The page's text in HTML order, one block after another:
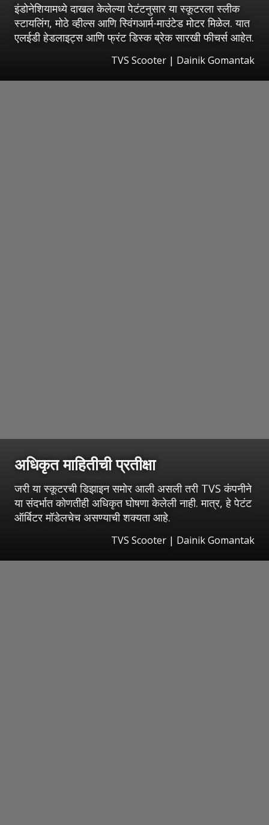
इंडोनेशियामध्ये दाखल केलेल्या पेटंटनुसार या स्कूटरला स्लीक
स्टायलिंग, मोठे व्हील्स आणि स्विंगआर्म-माउंटेड मोटर मिळेल. यात
एलईडी हेडलाइट्स आणि फ्रंट डिस्क ब्रेक सारखी फीचर्स आहेत.
TVS Scooter | Dainik Gomantak
अधिकृत माहितीची प्रतीक्षा
जरी या स्कूटरची डिझाइन समोर आली असली तरी TVS कंपनीने
या संदर्भात कोणतीही अधिकृत घोषणा केलेली नाही. मात्र, हे पेटंट
ऑर्बिटर मॉडेलचेच असण्याची शक्यता आहे.
TVS Scooter | Dainik Gomantak